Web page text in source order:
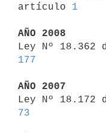
artículo 1
AÑO 2008
177
AÑO 2007
73